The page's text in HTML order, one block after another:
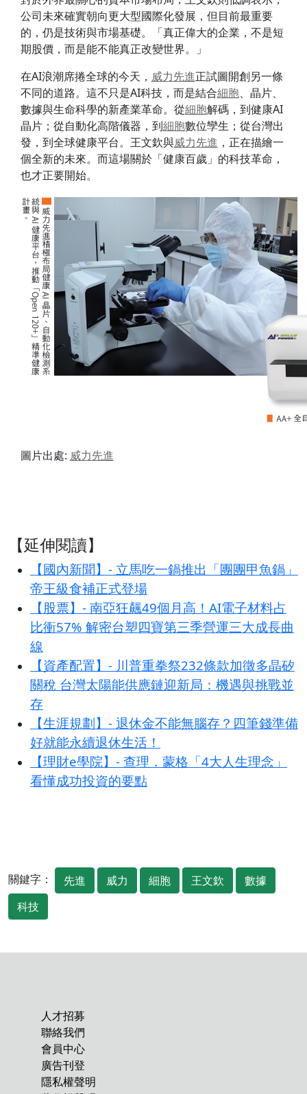
公司未來確實朝向更大型國際化發展，但目前最重要
的，仍是技術與市場基礎。「真正偉大的企業，不是短
期股價，而是能不能真正改變世界。」
在AI浪潮席捲全球的今天， 威力先進正試圖開創另一條
不同的道路。這不只是AI科技，而是結合細胞、晶片、
數據與生命科學的新產業革命。從細胞解碼，到健康AI
晶片；從自動化高階儀器，到細胞數位孿生；從台灣出
發，到全球健康平台。王文欽與威力先進 ，正在描繪一
個全新的未來。而這場關於「健康百歲」的科技革命，
也才正要開始。
圖片出處: 威力先進
【延伸閱讀】
【國內新聞】- 立馬吃一鍋推出「團團甲魚鍋」
帝王級食補正式登場
【股票】- 南亞狂飆49個月高！AI電子材料占
比衝57% 解密台塑四寶第三季營運三大成長曲
線
【資產配置】- 川普重拳祭232條款加徵多晶矽
關稅 台灣太陽能供應鏈迎新局：機遇與挑戰並
存
【生涯規劃】- 退休金不能無腦存？四筆錢準備
好就能永續退休生活！
【理財e學院】- 查理．蒙格「4大人生理念」
看懂成功投資的要點
關鍵字： 先進 威力 細胞 王文欽
數據
科技
人才招募
聯絡我們
會員中心
廣告刊登
隱私權聲明